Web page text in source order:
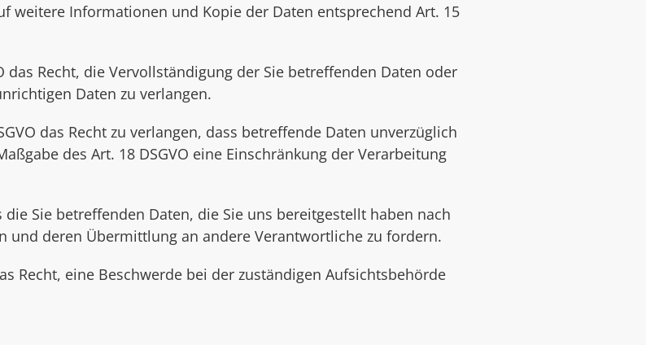
weitere Informationen und Kopie der Daten entsprechend Art. 15
das Recht, die Vervollständigung der Sie betreffenden Daten oder
Daten zu verlangen.
das Recht zu verlangen, dass betreffende Daten unverzüglich
des Art. 18 DSGVO eine Einschränkung der Verarbeitung
die Sie betreffenden Daten, die Sie uns bereitgestellt haben nach
und deren Übermittlung an andere Verantwortliche zu fordern.
Recht, eine Beschwerde bei der zuständigen Aufsichtsbehörde